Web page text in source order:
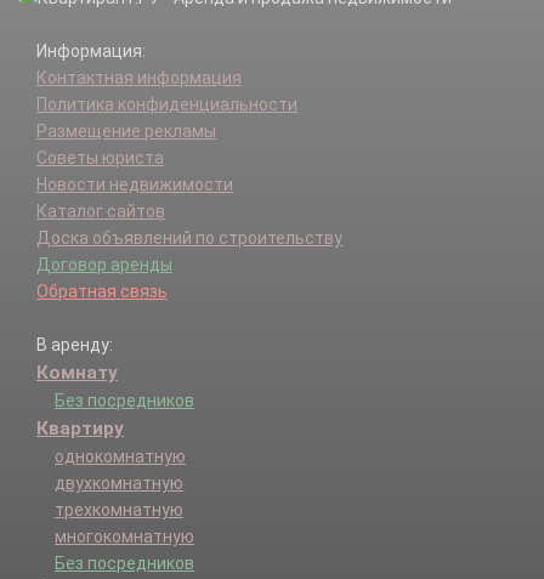
Информация:
Контактная информация
Политика конфиденциальности
Размещение рекламы
Советы юриста
Новости недвижимости
Каталог сайтов
Доска объявлений по строительству
Договор аренды
Обратная связь
В аренду:
Комнату
Без посредников
Квартиру
однокомнатную
двухкомнатную
трехкомнатную
многокомнатную
Без посредников